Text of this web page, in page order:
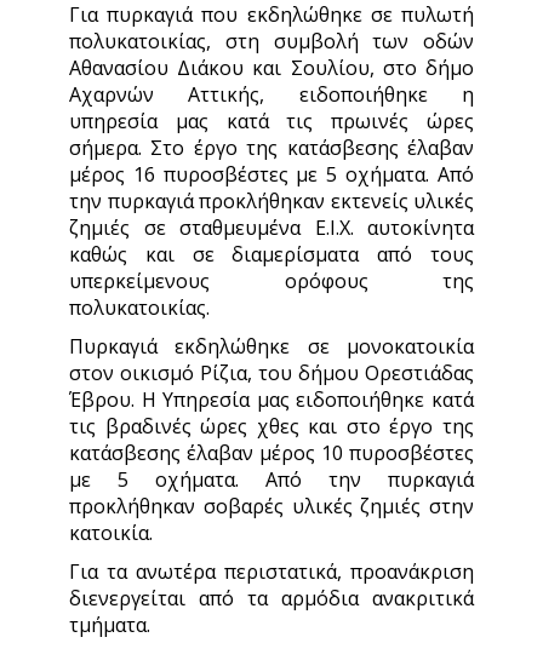
Για πυρκαγιά που εκδηλώθηκε σε πυλωτή
πολυκατοικίας, στη συμβολή των οδών
Αθανασίου Διάκου και Σουλίου, στο δήμο
Αχαρνών Αττικής, ειδοποιήθηκε η
υπηρεσία μας κατά τις πρωινές ώρες
σήμερα. Στο έργο της κατάσβεσης έλαβαν
μέρος 16 πυροσβέστες με 5 οχήματα. Από
την πυρκαγιά προκλήθηκαν εκτενείς υλικές
ζημιές σε σταθμευμένα Ε.Ι.X. αυτοκίνητα
καθώς και σε διαμερίσματα από τους
υπερκείμενους ορόφους της
πολυκατοικίας.
Πυρκαγιά εκδηλώθηκε σε μονοκατοικία
στον οικισμό Ρίζια, του δήμου Ορεστιάδας
Έβρου. Η Υπηρεσία μας ειδοποιήθηκε κατά
τις βραδινές ώρες χθες και στο έργο της
κατάσβεσης έλαβαν μέρος 10 πυροσβέστες
με 5 οχήματα. Από την πυρκαγιά
προκλήθηκαν σοβαρές υλικές ζημιές στην
κατοικία.
Για τα ανωτέρα περιστατικά, προανάκριση
διενεργείται από τα αρμόδια ανακριτικά
τμήματα.